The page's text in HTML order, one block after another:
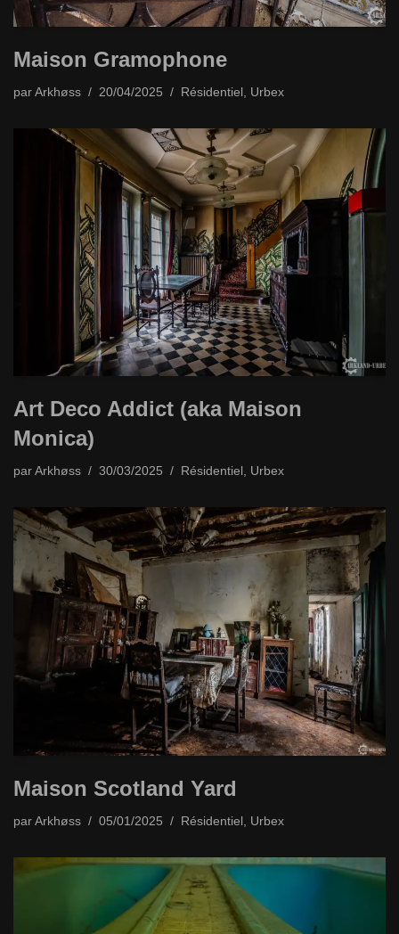
Maison Gramophone
par Arkhøss 20/04/2025 Résidentiel Urbex
Art Deco Addict (aka Maison
Monica)
par Arkhøss 30/03/2025 Résidentiel , Urbex
Maison Scotland Yard
par Arkhøss 05/01/2025 Résidentiel Urbex